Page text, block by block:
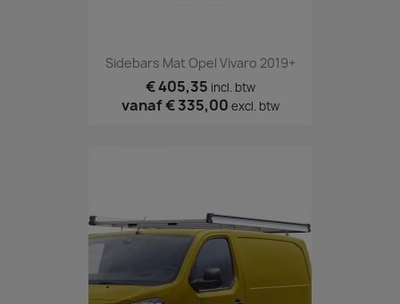
Sidebars Mat Opel Vivaro 2019+
€ 405,35 incl. btw
vanaf€ 335,00 excl. btw